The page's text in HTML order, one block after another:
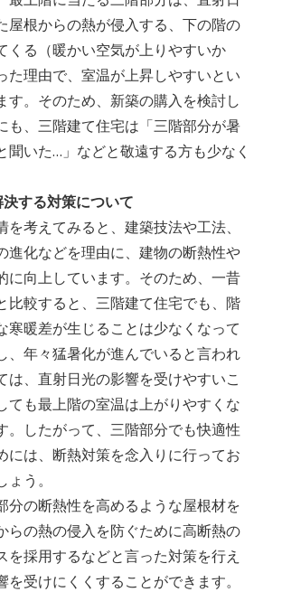
屋根からの熱が侵入する、下の階の
くる（暖かい空気が上りやすいか
た理由で、室温が上昇しやすいとい
す。そのため、新築の購入を検討し
も、三階建て住宅は「三階部分が暑
聞いた…」などと敬遠する方も少なく
する対策について
を考えてみると、建築技法や工法、
進化などを理由に、建物の断熱性や
に向上しています。そのため、一昔
比較すると、三階建て住宅でも、階
寒暖差が生じることは少なくなって
、年々猛暑化が進んでいると言われ
は、直射日光の影響を受けやすいこ
ても最上階の室温は上がりやすくな
。したがって、三階部分でも快適性
には、断熱対策を念入りに行ってお
う。
分の断熱性を高めるような屋根材を
らの熱の侵入を防ぐために高断熱の
を採用するなどと言った対策を行え
を受けにくくすることができます。